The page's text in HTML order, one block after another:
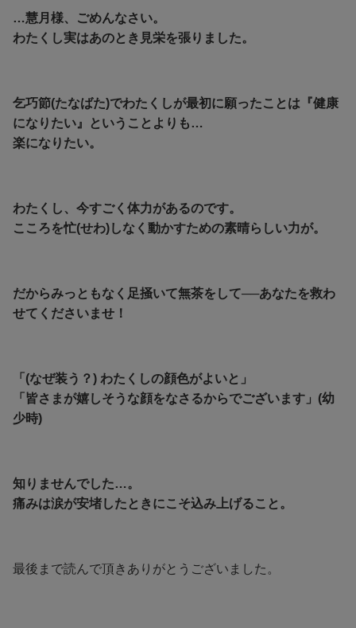
…慧月様、ごめんなさい。
わたくし実はあのとき見栄を張りました。
乞巧節(たなばた)でわたくしが最初に願ったことは『健康
になりたい』ということよりも…
楽になりたい。
わたくし、今すごく体力があるのです。
こころを忙(せわ)しなく動かすための素晴らしい力が。
だからみっともなく足掻いて無茶をして──あなたを救わ
せてくださいませ！
「(なぜ装う？) わたくしの顔色がよいと」
「皆さまが嬉しそうな顔をなさるからでございます」(幼
少時)
知りませんでした…。
痛みは涙が安堵したときにこそ込み上げること。
最後まで読んで頂きありがとうございました。